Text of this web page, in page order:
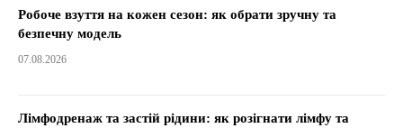
Робоче взуття на кожен сезон: як обрати зручну та
безпечну модель
07.08.2026
Лімфодренаж та застій рідини: як розігнати лімфу та